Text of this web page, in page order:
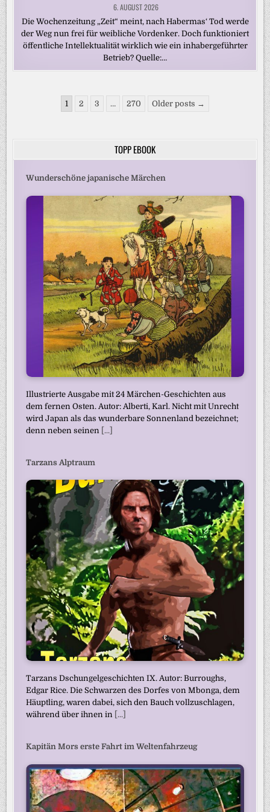
6. AUGUST 2026
Die Wochenzeitung „Zeit“ meint, nach Habermas‘ Tod werde
der Weg nun frei für weibliche Vordenker. Doch funktioniert
öffentliche Intellektualität wirklich wie ein inhabergeführter
Betrieb? Quelle:…
Seitennummerierung
Beiträge
1 2 3 … 270 Older posts →
TOPP EBOOK
Wunderschöne japanische Märchen
Illustrierte Ausgabe mit 24 Märchen-Geschichten aus
dem fernen Osten. Autor: Alberti, Karl. Nicht mit Unrecht
wird Japan als das wunderbare Sonnenland bezeichnet;
denn neben seinen
[...]
Tarzans Alptraum
Tarzans Dschungelgeschichten IX. Autor: Burroughs,
Edgar Rice. Die Schwarzen des Dorfes von Mbonga, dem
Häuptling, waren dabei, sich den Bauch vollzuschlagen,
während über ihnen in [...]
Kapitän Mors erste Fahrt im Weltenfahrzeug